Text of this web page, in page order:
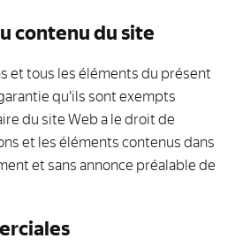
contenu du site
et tous les éléments du présent
qu'ils sont exempts
du site Web a le droit de
et les éléments contenus dans
et sans annonce préalable de